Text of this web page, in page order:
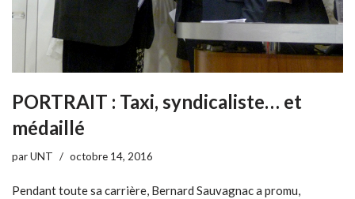
PORTRAIT : Taxi, syndicaliste… et
médaillé
parUNT octobre 14, 2016
Pendant toute sa carrière, Bernard Sauvagnac a promu,